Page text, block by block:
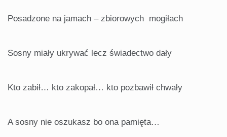
Posadzone na jamach – zbiorowych mogiłach
Sosny miały ukrywać lecz świadectwo dały
Kto zabił… kto zakopał… kto pozbawił chwały
A sosny nie oszukasz bo ona pamięta…